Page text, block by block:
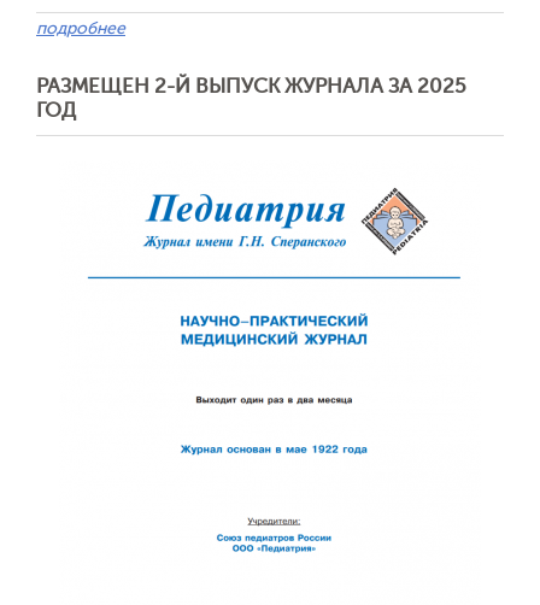
подробнее
РАЗМЕЩЕН 2-Й ВЫПУСК ЖУРНАЛА ЗА 2025
ГОД